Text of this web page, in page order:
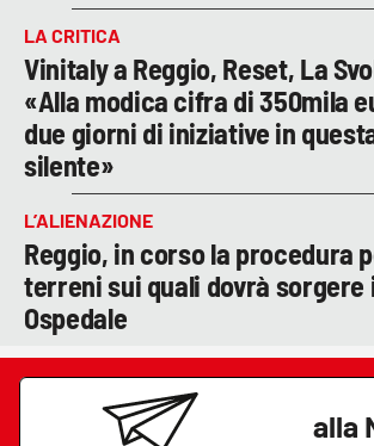
LA CRITICA
Vinitaly a Reggio, Reset, La
«Alla modica cifra di 350mila
due giorni di iniziative in
silente»
L’ALIENAZIONE
Reggio, in corso la procedura
terreni sui quali dovrà sorgere
Ospedale
alla